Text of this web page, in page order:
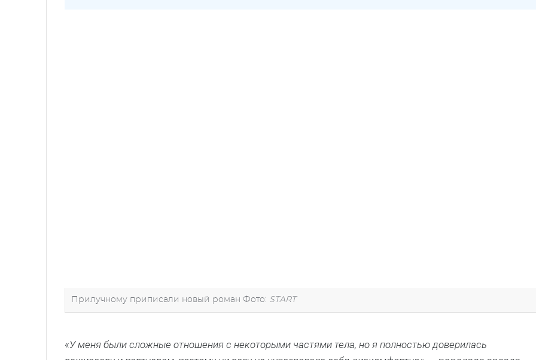
Прилучному приписали новый роман Фото: START
«У меня были сложные отношения с некоторыми частями тела, но я полностью доверилась